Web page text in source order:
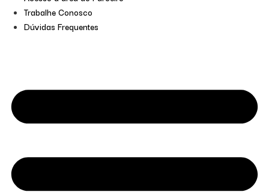
Trabalhe Conosco
Dúvidas Frequentes